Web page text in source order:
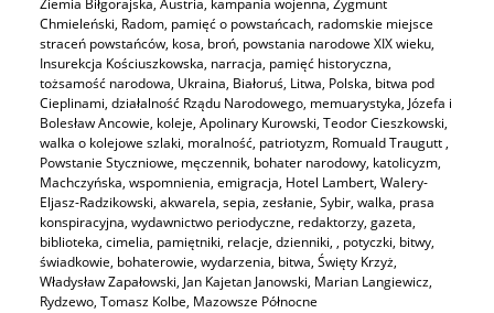
Ziemia Biłgorajska, Austria, kampania wojenna, Zygmunt
Chmieleński, Radom, pamięć o powstańcach, radomskie miejsce
straceń powstańców, kosa, broń, powstania narodowe XIX wieku,
Insurekcja Kościuszkowska, narracja, pamięć historyczna,
tożsamość narodowa, Ukraina, Białoruś, Litwa, Polska, bitwa pod
Cieplinami, działalność Rządu Narodowego, memuarystyka, Józefa i
Bolesław Ancowie, koleje, Apolinary Kurowski, Teodor Cieszkowski,
walka o kolejowe szlaki, moralność, patriotyzm, Romuald Traugutt ,
Powstanie Styczniowe, męczennik, bohater narodowy, katolicyzm,
Machczyńska, wspomnienia, emigracja, Hotel Lambert, Walery-
Eljasz-Radzikowski, akwarela, sepia, zesłanie, Sybir, walka, prasa
konspiracyjna, wydawnictwo periodyczne, redaktorzy, gazeta,
biblioteka, cimelia, pamiętniki, relacje, dzienniki, , potyczki, bitwy,
świadkowie, bohaterowie, wydarzenia, bitwa, Święty Krzyż,
Władysław Zapałowski, Jan Kajetan Janowski, Marian Langiewicz,
Rydzewo, Tomasz Kolbe, Mazowsze Północne